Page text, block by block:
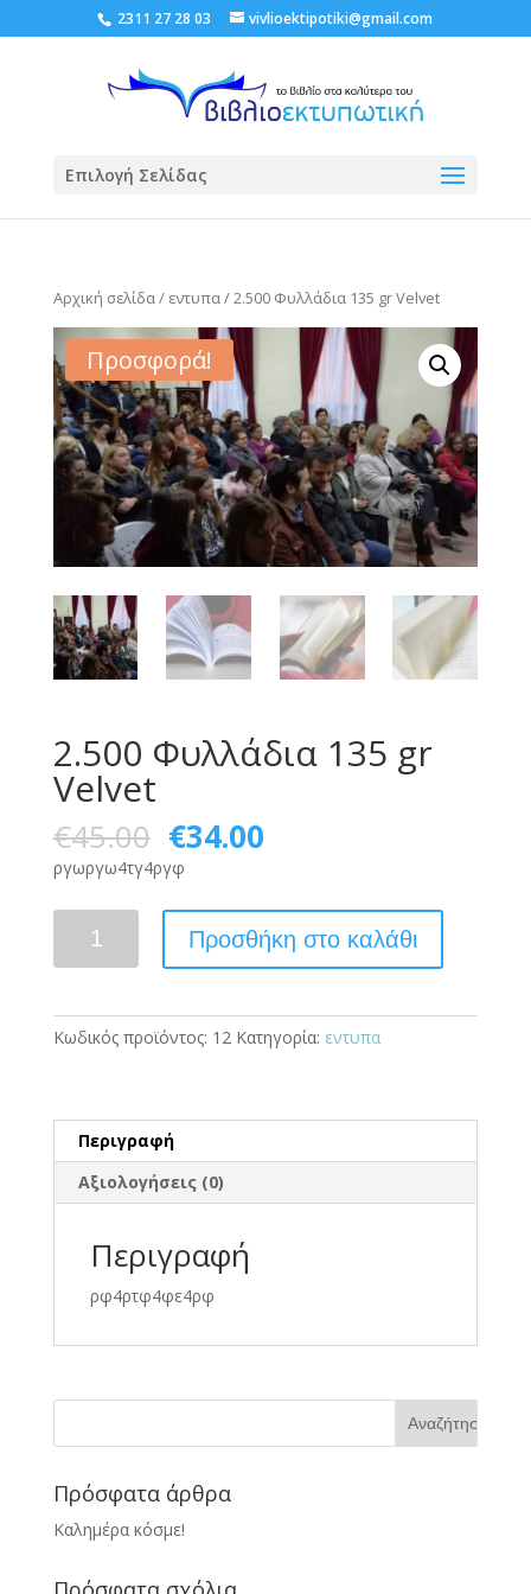
2311 27 28 03 vivlioektipotiki@gmail.com
Επιλογή Σελίδας
Αρχική σελίδα/ εντυπα/ 2.500 Φυλλάδια 135 gr Velvet
Προσφορά!
2.500 Φυλλάδια 135 gr
Velvet
€45.00 €34.00
ργωργω4τγ4ργφ
Φυλλάδια
Velvet
Προσθήκη στο καλάθι
Κωδικός προϊόντος: 12 Κατηγορία: εντυπα
Περιγραφή
Αξιολογήσεις (0)
Περιγραφή
ρφ4ρτφ4φε4ρφ
Πρόσφατα άρθρα
Καλημέρα κόσμε!